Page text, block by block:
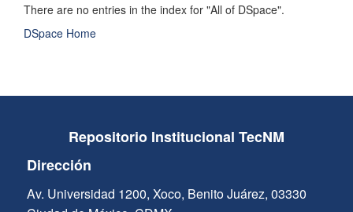
There are no entries in the index for "All of DSpace".
DSpace Home
Repositorio Institucional TecNM
Dirección
Av. Universidad 1200, Xoco, Benito Juárez, 03330